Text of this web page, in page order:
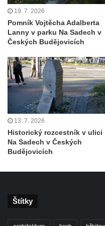
19. 7. 2026
Pomník Vojtěcha Adalberta
Lanny v parku Na Sadech v
Českých Budějovicích
13. 7. 2026
Historický rozcestník v ulici
Na Sadech v Českých
Budějovicích
Štítky